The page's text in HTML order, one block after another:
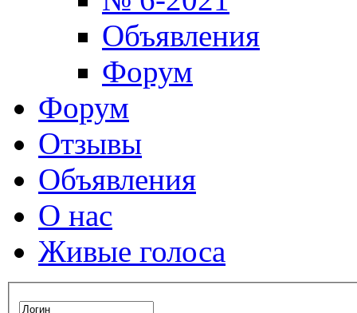
Объявления
Форум
Форум
Отзывы
Объявления
О нас
Живые голоса